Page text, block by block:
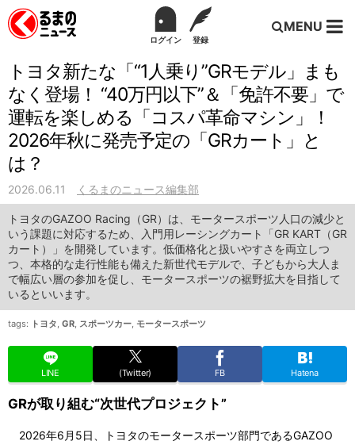
ログイン 登録
MENU
トヨタ新たな「“1人乗り”GRモデル」まも
なく登場！ “40万円以下”＆「免許不要」で
運転を楽しめる「コスパ革命マシン」！
2026年秋に発売予定の「GRカート」と
は？
2026.06.11 くるまのニュース編集部
トヨタのGAZOO Racing（GR）は、モータースポーツ人口の減少と
いう課題に対応するため、入門用レーシングカート「GR KART（GR
カート）」を開発しています。低価格化と扱いやすさを両立しつ
つ、本格的な走行性能も備えた新世代モデルで、子どもから大人ま
で幅広い層の参加を促し、モータースポーツの裾野拡大を目指して
いるといいます。
tags: トヨタ, GR, スポーツカー, モータースポーツ
LINE (Twitter) FB Hatena
GRが取り組む“次世代プロジェクト”
2026年6月5日、トヨタのモータースポーツ部門であるGAZOO